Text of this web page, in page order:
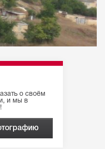
о своём
и мы в